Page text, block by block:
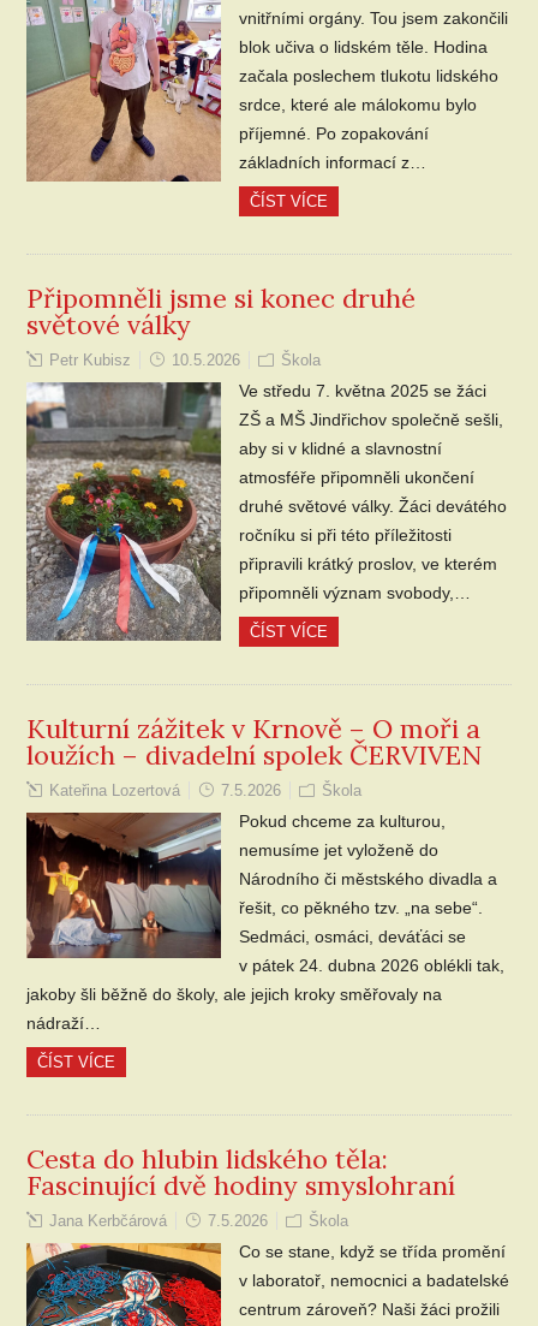
vnitřními orgány. Tou jsem zakončili
blok učiva o lidském těle. Hodina
začala poslechem tlukotu lidského
srdce, které ale málokomu bylo
příjemné. Po zopakování
základních informací z…
ČÍST VÍCE
Připomněli jsme si konec druhé
světové války
Petr Kubisz 10.5.2026 Škola
Ve středu 7. května 2025 se žáci
ZŠ a MŠ Jindřichov společně sešli,
aby si v klidné a slavnostní
atmosféře připomněli ukončení
druhé světové války. Žáci devátého
ročníku si při této příležitosti
připravili krátký proslov, ve kterém
připomněli význam svobody,…
ČÍST VÍCE
Kulturní zážitek v Krnově – O moři a
loužích – divadelní spolek ČERVIVEN
Kateřina Lozertová 7.5.2026 Škola
Pokud chceme za kulturou,
nemusíme jet vyloženě do
Národního či městského divadla a
řešit, co pěkného tzv. „na sebe“.
Sedmáci, osmáci, deváťáci se
v pátek 24. dubna 2026 oblékli tak,
jakoby šli běžně do školy, ale jejich kroky směřovaly na
nádraží…
ČÍST VÍCE
Cesta do hlubin lidského těla:
Fascinující dvě hodiny smyslohraní
Jana Kerbčárová 7.5.2026 Škola
Co se stane, když se třída promění
v laboratoř, nemocnici a badatelské
centrum zároveň? Naši žáci prožili